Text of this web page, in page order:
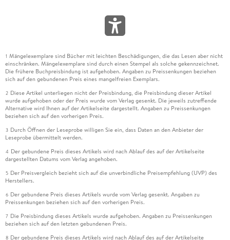
1 Mängelexemplare sind Bücher mit leichten Beschädigungen, die das Lesen aber nicht
einschränken. Mängelexemplare sind durch einen Stempel als solche gekennzeichnet.
Die frühere Buchpreisbindung ist aufgehoben. Angaben zu Preissenkungen beziehen
sich auf den gebundenen Preis eines mangelfreien Exemplars.
2 Diese Artikel unterliegen nicht der Preisbindung, die Preisbindung dieser Artikel
wurde aufgehoben oder der Preis wurde vom Verlag gesenkt. Die jeweils zutreffende
Alternative wird Ihnen auf der Artikelseite dargestellt. Angaben zu Preissenkungen
beziehen sich auf den vorherigen Preis.
3 Durch Öffnen der Leseprobe willigen Sie ein, dass Daten an den Anbieter der
Leseprobe übermittelt werden.
4 Der gebundene Preis dieses Artikels wird nach Ablauf des auf der Artikelseite
dargestellten Datums vom Verlag angehoben.
5 Der Preisvergleich bezieht sich auf die unverbindliche Preisempfehlung (UVP) des
Herstellers.
6 Der gebundene Preis dieses Artikels wurde vom Verlag gesenkt. Angaben zu
Preissenkungen beziehen sich auf den vorherigen Preis.
7 Die Preisbindung dieses Artikels wurde aufgehoben. Angaben zu Preissenkungen
beziehen sich auf den letzten gebundenen Preis.
8 Der gebundene Preis dieses Artikels wird nach Ablauf des auf der Artikelseite